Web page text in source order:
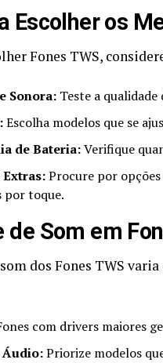
Escolher os
Fones TWS,
Sonora: Teste a
Escolha modelos que se
de Bateria:Verifique
Extras:Procure por
por toque.
de Som em
dos Fones TWS
com drivers maiores
Áudio:Priorize modelos